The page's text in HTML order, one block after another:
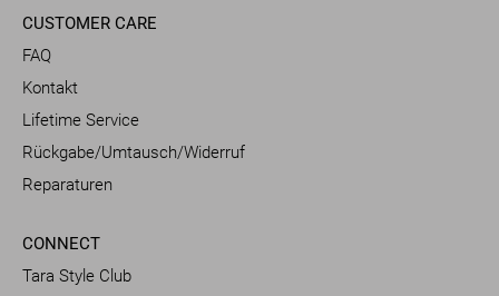
CUSTOMER CARE
FAQ
Kontakt
Lifetime Service
Rückgabe/Umtausch/Widerruf
Reparaturen
CONNECT
Tara Style Club